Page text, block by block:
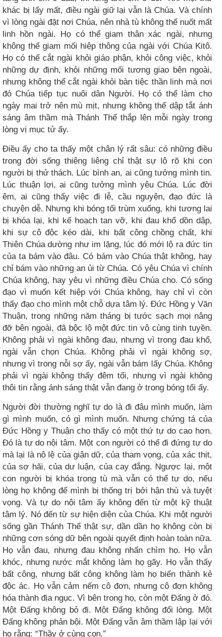
khác bị lấy mất, điều ngài giữ lại vẫn là Chúa. Và chính
vì lòng ngài đặt nơi Chúa, nên nhà tù không thể nuốt mất
linh hồn ngài. Họ có thể giam thân xác ngài, nhưng
không thể giam mối hiệp thông của ngài với Chúa Kitô.
Họ có thể cắt ngài khỏi giáo phận, khỏi công việc, khỏi
những dự định, khỏi những mối tương giao bên ngoài,
nhưng không thể cắt ngài khỏi bàn tiệc thần linh mà nơi
đó Chúa tiếp tục nuôi dân Người. Họ có thể làm cho
ngày mai trở nên mù mịt, nhưng không thể dập tắt ánh
sáng âm thầm mà Thánh Thể thắp lên mỗi ngày trong
lòng vị mục tử ấy.
Điều ấy cho ta thấy một chân lý rất sâu: có những điều
trong đời sống thiêng liêng chỉ thật sự lộ rõ khi con
người bị thử thách. Lúc bình an, ai cũng tưởng mình tin.
Lúc thuận lợi, ai cũng tưởng mình yêu Chúa. Lúc đời
êm, ai cũng thấy việc đi lễ, cầu nguyện, đạo đức là
chuyện dễ. Nhưng khi bóng tối trùm xuống, khi tương lai
bị khóa lại, khi kế hoạch tan vỡ, khi đau khổ dồn dập,
khi sự cô độc kéo dài, khi bất công chồng chất, khi
Thiên Chúa dường như im lặng, lúc đó mới lộ ra đức tin
của ta bám vào đâu. Có bám vào Chúa thật không, hay
chỉ bám vào những an ủi từ Chúa. Có yêu Chúa vì chính
Chúa không, hay yêu vì những điều Chúa cho. Có sống
đạo vì muốn kết hiệp với Chúa không, hay chỉ vì còn
thấy đạo cho mình một chỗ dựa tâm lý. Đức Hồng y Văn
Thuận, trong những năm tháng bị tước sạch mọi nâng
đỡ bên ngoài, đã bộc lộ một đức tin vô cùng tinh tuyền.
Không phải vì ngài không đau, nhưng vì trong đau khổ,
ngài vẫn chọn Chúa. Không phải vì ngài không sợ,
nhưng vì trong nỗi sợ ấy, ngài vẫn bám lấy Chúa. Không
phải vì ngài không thấy đêm tối, nhưng vì ngài không
thôi tin rằng ánh sáng thật vẫn đang ở trong bóng tối ấy.
Người đời thường nghĩ tự do là đi đâu mình muốn, làm
gì mình muốn, có gì mình muốn. Nhưng chứng tá của
Đức Hồng y Thuận cho thấy có một thứ tự do cao hơn.
Đó là tự do nội tâm. Một con người có thể đi đứng tự do
mà lại là nô lệ của giận dữ, của tham vọng, của xác thịt,
của sợ hãi, của dư luận, của cay đắng. Ngược lại, một
con người bị khóa trong tù mà vẫn có thể tự do, nếu
lòng họ không để mình bị thống trị bởi hận thù và tuyệt
vọng. Và tự do nội tâm ấy không đến từ một kỹ thuật
tâm lý. Nó đến từ sự hiện diện của Chúa. Khi một người
sống gần Thánh Thể thật sự, dần dần họ không còn bị
những cơn sóng dữ bên ngoài quyết định hoàn toàn nữa.
Họ vẫn đau, nhưng đau không nhấn chìm họ. Họ vẫn
khóc, nhưng nước mắt không làm họ gãy. Họ vẫn thấy
bất công, nhưng bất công không làm họ biến thành kẻ
độc ác. Họ vẫn cảm nếm cô đơn, nhưng cô đơn không
hóa thành địa ngục. Vì bên trong họ, còn một Đấng ở đó.
Một Đấng không bỏ đi. Một Đấng không đổi lòng. Một
Đấng không phản bội. Một Đấng vẫn âm thầm lập lại với
họ rằng: “Thầy ở cùng con.”